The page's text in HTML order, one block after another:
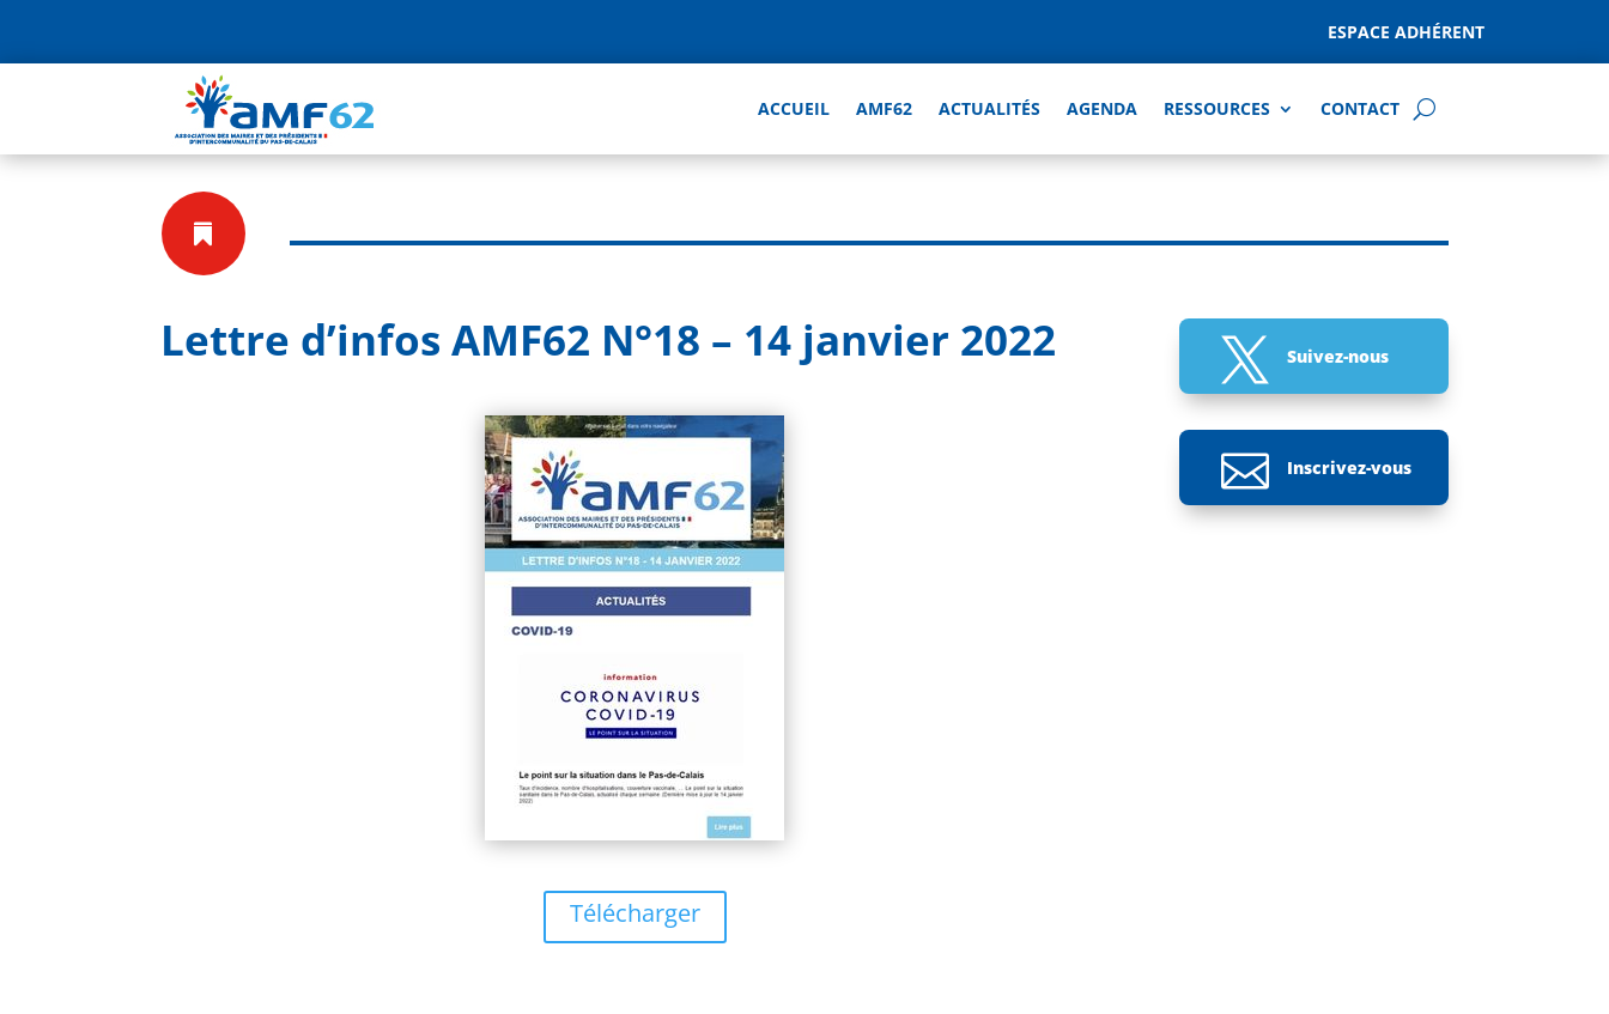
ESPACE ADHÉRENT
ACCUEIL AMF62 ACTUALITÉS AGENDA RESSOURCES CONTACT

Lettre d’infos AMF62 N°18 – 14 janvier 2022
Télécharger
 Suivez-nous
 Inscrivez-vous